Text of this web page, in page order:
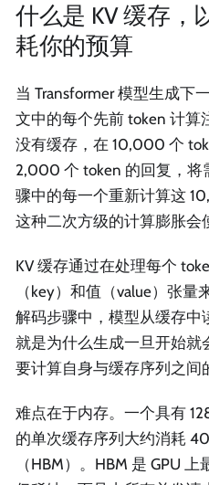
什么是 KV 缓存，
耗你的预算
当 Transformer 模型生成下
文中的每个先前 token 计
没有缓存，在 10,000 个
2,000 个 token 的回复，
骤中的每一个重新计算这
这种二次方级的计算膨胀会
KV 缓存通过在处理每个
（key）和值（value）张
解码步骤中，模型从缓存
就是为什么生成一旦开始
要计算自身与缓存序列之间
难点在于内存。一个具有
的单次缓存序列大约消耗
（HBM）。HBM 是 GPU